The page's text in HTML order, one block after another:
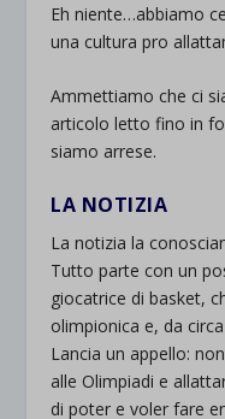
Eh niente…abbiamo
una cultura pro
Ammettiamo che ci
articolo letto fino in
siamo arrese.
LA NOTIZIA
La notizia la
Tutto parte con un
giocatrice di basket,
olimpionica e, da
Lancia un appello:
alle Olimpiadi e
di poter e voler fare